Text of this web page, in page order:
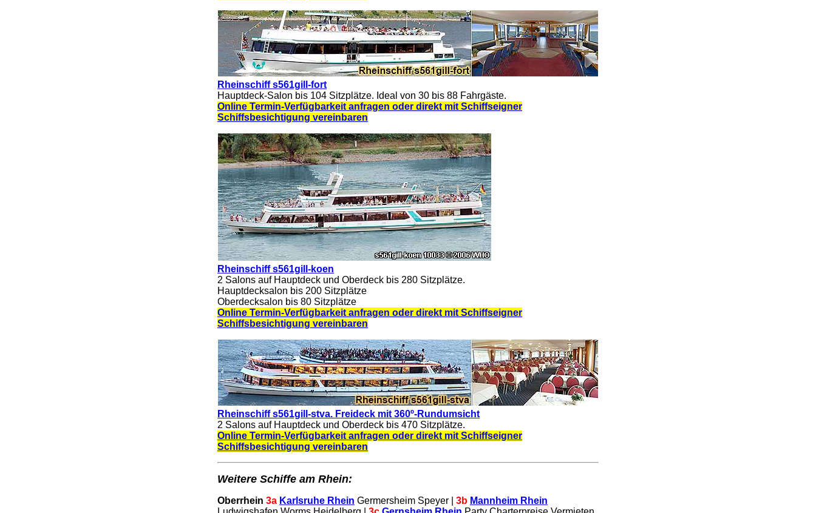
Rheinschiff s561gill-fort
Hauptdeck-Salon bis 104 Sitzplätze. Ideal von 30 bis 88 Fahrgäste.
Online Termin-Verfügbarkeit anfragen oder direkt mit Schiffseigner
Schiffsbesichtigung vereinbaren
Rheinschiff s561gill-koen
2 Salons auf Hauptdeck und Oberdeck bis 280 Sitzplätze.
Hauptdecksalon bis 200 Sitzplätze
Oberdecksalon bis 80 Sitzplätze
Online Termin-Verfügbarkeit anfragen oder direkt mit Schiffseigner
Schiffsbesichtigung vereinbaren
Rheinschiff s561gill-stva. Freideck mit 360º-Rundumsicht
2 Salons auf Hauptdeck und Oberdeck bis 470 Sitzplätze.
Online Termin-Verfügbarkeit anfragen oder direkt mit Schiffseigner
Schiffsbesichtigung vereinbaren
Weitere Schiffe am Rhein:
Oberrhein 3a Karlsruhe Rhein Germersheim Speyer | 3b Mannheim Rhein